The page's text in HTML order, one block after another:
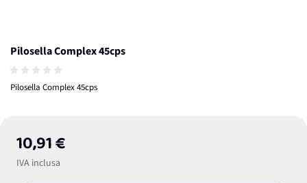
Pilosella Complex 45cps
Pilosella Complex 45cps
10,91 €
IVA inclusa